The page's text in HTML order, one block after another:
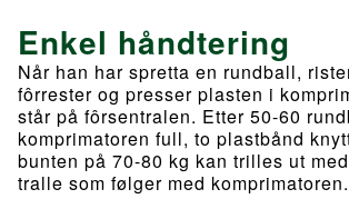
Enkel håndtering
Når han har spretta en rundball,
fôrrester og presser plasten i
står på fôrsentralen. Etter 50-60
komprimatoren full, to plastbånd
bunten på 70-80 kg kan trilles ut
tralle som følger med komprimatoren.